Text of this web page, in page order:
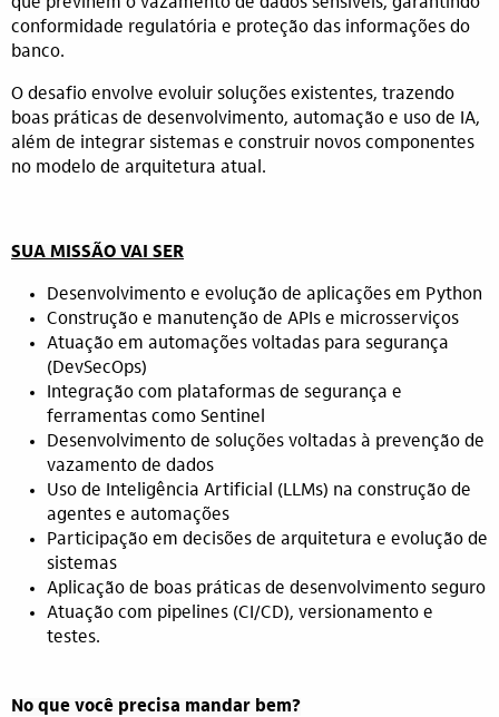
conformidade regulatória e proteção das informações do
banco.
O desafio envolve evoluir soluções existentes, trazendo
boas práticas de desenvolvimento, automação e uso de IA,
além de integrar sistemas e construir novos componentes
no modelo de arquitetura atual.
SUA MISSÃO VAI SER
Desenvolvimento e evolução de aplicações em Python
Construção e manutenção de APIs e microsserviços
Atuação em automações voltadas para segurança
(DevSecOps)
Integração com plataformas de segurança e
ferramentas como Sentinel
Desenvolvimento de soluções voltadas à prevenção de
vazamento de dados
Uso de Inteligência Artificial (LLMs) na construção de
agentes e automações
Participação em decisões de arquitetura e evolução de
sistemas
Aplicação de boas práticas de desenvolvimento seguro
Atuação com pipelines (CI/CD), versionamento e
testes.
No que você precisa mandar bem?